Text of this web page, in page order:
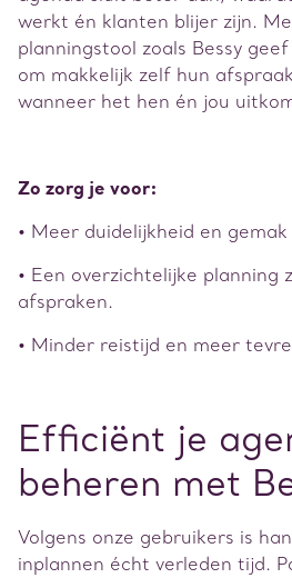
werkt én klanten blijer zijn.
planningstool zoals Bessy
om makkelijk zelf hun
wanneer het hen én jou
Zo zorg je voor:
• Meer duidelijkheid en
• Een overzichtelijke planning
afspraken.
• Minder reistijd en meer
Efficiënt je
beheren met
Volgens onze gebruikers is
inplannen écht verleden tijd.